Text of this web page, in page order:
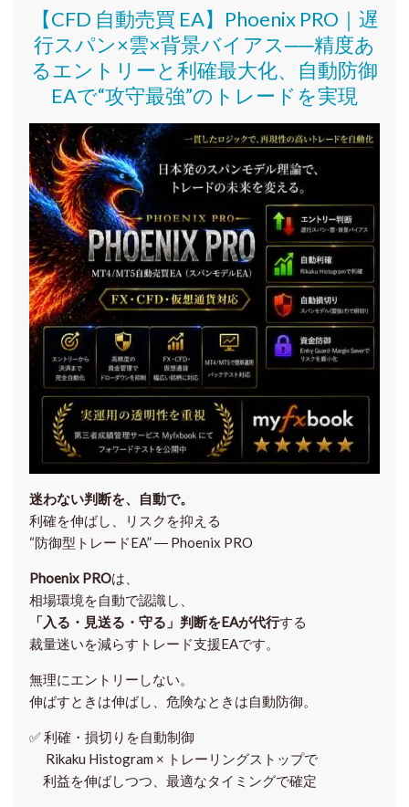
【CFD 自動売買 EA】Phoenix PRO｜遅
行スパン×雲×背景バイアス──精度あ
るエントリーと利確最大化、自動防御
EAで“攻守最強”のトレードを実現
迷わない判断を、自動で。
利確を伸ばし、リスクを抑える
“防御型トレードEA” ― Phoenix PRO
Phoenix PROは、
相場環境を自動で認識し、
「入る・見送る・守る」判断をEAが代行する
裁量迷いを減らすトレード支援EAです。
無理にエントリーしない。
伸ばすときは伸ばし、危険なときは自動防御。
✅利確・損切りを自動制御
Rikaku Histogram × トレーリングストップで
利益を伸ばしつつ、最適なタイミングで確定